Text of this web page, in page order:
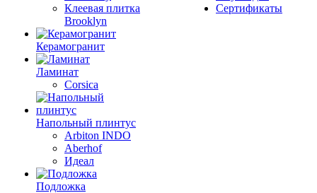
Клеевая плитка
Brooklyn
Керамогранит
Ламинат
Corsica
Напольный плинтус
Arbiton INDO
Aberhof
Идеал
Подложка
Сертификаты